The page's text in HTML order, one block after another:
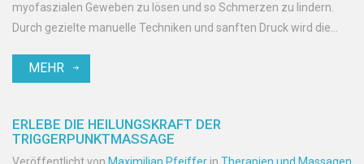
myofaszialen Geweben zu lösen und so Schmerzen zu lindern.
Durch gezielte manuelle Techniken und sanften Druck wird die
Interessanterweise kann diese Behandlungsmethode sowohl bei
Sie beachten sollten.
MEHR
ERLEBE DIE HEILUNGSKRAFT DER
TRIGGERPUNKTMASSAGE